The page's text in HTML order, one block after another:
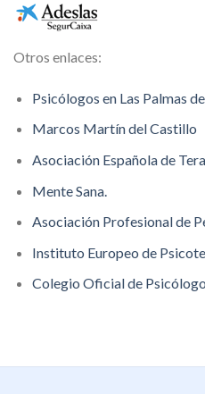
Otros enlaces:
Psicólogos en Las Palmas
Marcos Martín del Castillo
Asociación Española de
Mente Sana.
Asociación Profesional de
Instituto Europeo de
Colegio Oficial de